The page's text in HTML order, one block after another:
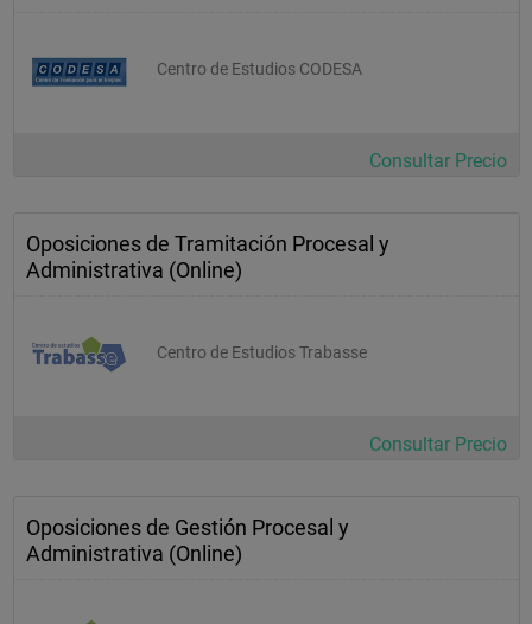
Centro de Estudios CODESA
Consultar Precio
Oposiciones de Tramitación Procesal y
Administrativa (Online)
Centro de Estudios Trabasse
Consultar Precio
Oposiciones de Gestión Procesal y
Administrativa (Online)